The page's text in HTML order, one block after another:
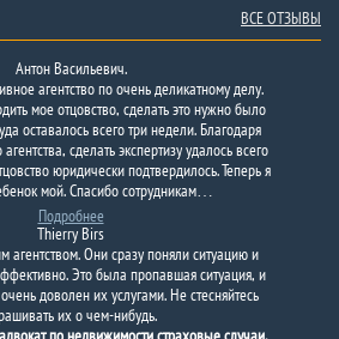
ВСЕ ОТЗЫВЫ
Антон Васильевич.
агентство по очень деликатному делу.
мое отцовство, сделать это нужно было
оставалось всего три недели. Благодаря
сделать экспертизу удалось всего
юридически подтвердилось. Теперь я
мой. Спасибо сотрудникам…
Подробнее
Thierry Birs
агентством. Они сразу поняли ситуацию и
Это была пропавшая ситуация, и
доволен их услугами. Не стесняйтесь
их о чем-нибудь.